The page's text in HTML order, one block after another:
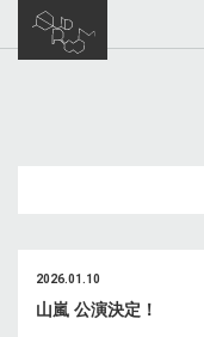
2026.01.10
山嵐 公演決定！